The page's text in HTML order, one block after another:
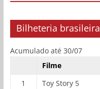
Bilheteria brasileira
Acumulado até 30/07
Filme
1
Toy Story 5